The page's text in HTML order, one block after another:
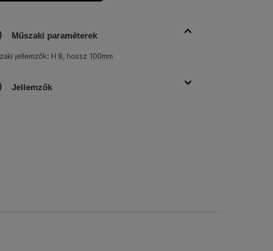
Műszaki paraméterek
jellemzők: H 8, hossz 100mm
Jellemzők